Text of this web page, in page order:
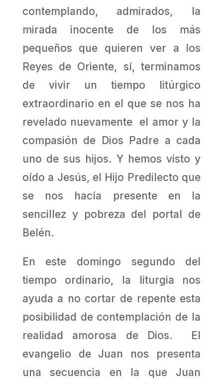
contemplando, admirados, la
mirada inocente de los más
pequeños que quieren ver a los
Reyes de Oriente, sí, terminamos
de vivir un tiempo litúrgico
extraordinario en el que se nos ha
revelado nuevamente el amor y la
compasión de Dios Padre a cada
uno de sus hijos. Y hemos visto y
oído a Jesús, el Hijo Predilecto que
se nos hacía presente en la
sencillez y pobreza del portal de
Belén.
En este domingo segundo del
tiempo ordinario, la liturgia nos
ayuda a no cortar de repente esta
posibilidad de contemplación de la
realidad amorosa de Dios. El
evangelio de Juan nos presenta
una secuencia en la que Juan